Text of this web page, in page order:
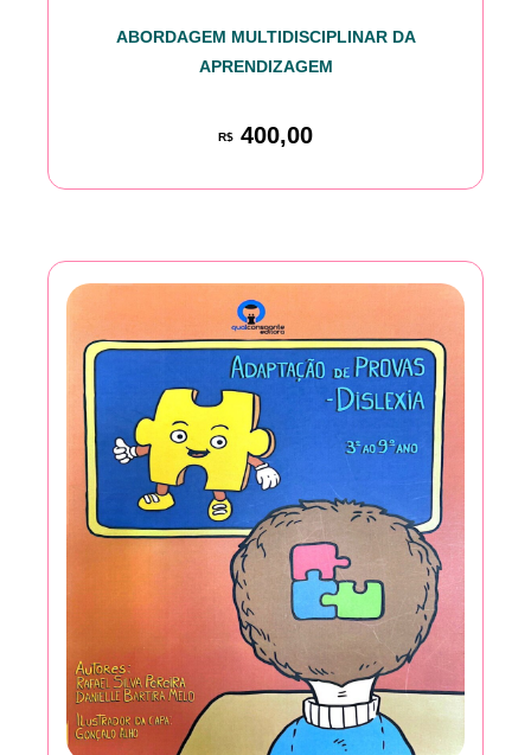
ABORDAGEM MULTIDISCIPLINAR DA
APRENDIZAGEM
R$ 400,00